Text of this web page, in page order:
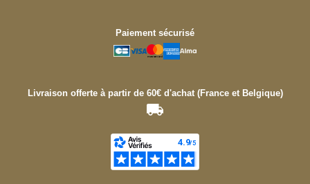
Paiement sécurisé
Livraison offerte à partir de 60€ d'achat (France et Belgique)